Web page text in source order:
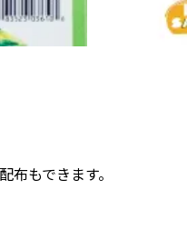
もできます。